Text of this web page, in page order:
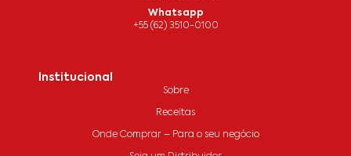
Whatsapp
+55 (62) 3510-0100
Institucional
Sobre
Receitas
Onde Comprar – Para o seu negócio